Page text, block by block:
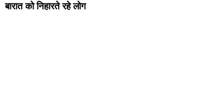
बारात को निहारते रहे लोग